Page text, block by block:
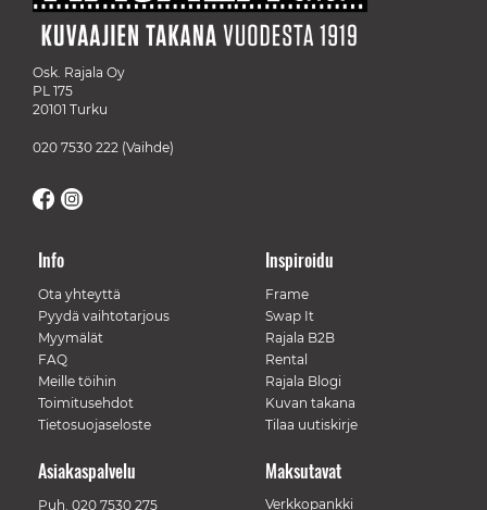
Osk. Rajala Oy
PL 175
20101 Turku
020 7530 222 (Vaihde)
Info
Ota yhteyttä
Pyydä vaihtotarjous
Myymälät
FAQ
Meille töihin
Toimitusehdot
Tietosuojaseloste
Inspiroidu
Frame
Swap It
Rajala B2B
Rental
Rajala Blogi
Kuvan takana
Tilaa uutiskirje
Maksutavat
Verkkopankki
Asiakaspalvelu
Puh. 020 7530 275